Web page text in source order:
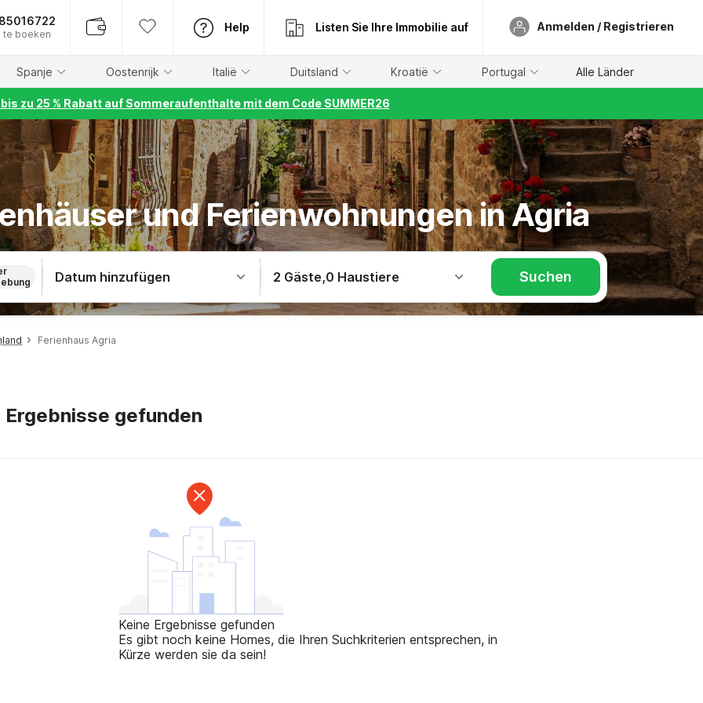
te boeken
Help Listen Sie Ihre Immobilie auf Anmelden / Registrieren
Spanje Oostenrijk Italië Duitsland Kroatië Portugal Alle Länder
zu 25 % Rabatt auf Sommeraufenthalte mit dem Code SUMMER26
und Ferienwohnungen in Agria
Datum hinzufügen 2 Gäste,0 Haustiere Suchen
Ferienhaus Agria
Ergebnisse gefunden
Keine Ergebnisse gefunden
Es gibt noch keine Homes, die Ihren Suchkriterien entsprechen, in
Kürze werden sie da sein!